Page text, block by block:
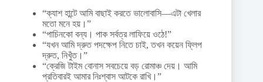
“ক্যাশ হান্টে আমি বাছাই করতে ভালোবাসি—এটা খেলার
মতো মনে হয়।”
“পাচিনকো বন্য। পাক সর্বত্র লাফিয়ে ওঠে!”
“যখন আমি দ্রুত পদক্ষেপ নিতে চাই, তখন কয়েন ফ্লিপ
দ্রুত, নিখুঁত।”
“ক্রেজি টাইম বোনাস সবচেয়ে বড় রোমাঞ্চ দেয়। আমি
প্রতিবারই আমার নিঃশ্বাস আটকে রাখি।”